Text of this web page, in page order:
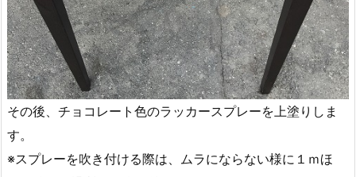
その後、チョコレート色のラッカースプレーを上塗りしま
す。
※スプレーを吹き付ける際は、ムラにならない様に１ｍほ